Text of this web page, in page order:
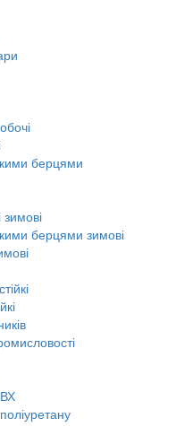
берцями
берцями зимові